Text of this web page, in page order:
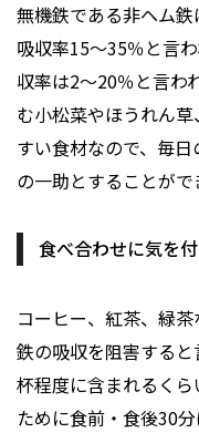
無機鉄である非ヘム鉄
吸収率15～35％と言
収率は2～20％と言わ
む小松菜やほうれん
すい食材なので、毎
の一助とすることがで
食べ合わせに気を付
コーヒー、紅茶、緑
鉄の吸収を阻害する
杯程度に含まれるく
ために食前・食後30